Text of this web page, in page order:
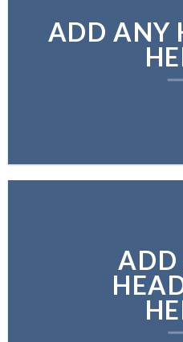
ADD ANY